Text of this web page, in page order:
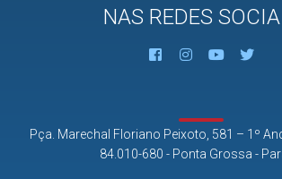
NAS REDES
Pça. Marechal Floriano Peixoto, 581 – 1º
84.010-680 - Ponta Grossa -